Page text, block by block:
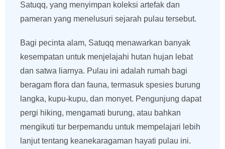
Satuqq, yang menyimpan koleksi artefak dan
pameran yang menelusuri sejarah pulau tersebut.
Bagi pecinta alam, Satuqq menawarkan banyak
kesempatan untuk menjelajahi hutan hujan lebat
dan satwa liarnya. Pulau ini adalah rumah bagi
beragam flora dan fauna, termasuk spesies burung
langka, kupu-kupu, dan monyet. Pengunjung dapat
pergi hiking, mengamati burung, atau bahkan
mengikuti tur berpemandu untuk mempelajari lebih
lanjut tentang keanekaragaman hayati pulau ini.